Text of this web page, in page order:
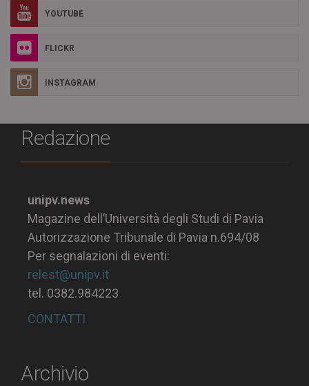
YOUTUBE
FLICKR
INSTAGRAM
Redazione
unipv.news
Magazine dell’Università degli Studi di Pavia
Autorizzazione Tribunale di Pavia n.694/08
Per segnalazioni di eventi:
relest@unipv.it
tel. 0382.984223
CONTATTI
Archivio